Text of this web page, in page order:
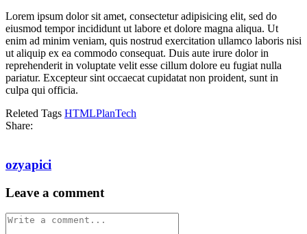
Lorem ipsum dolor sit amet, consectetur adipisicing elit, sed do
eiusmod tempor incididunt ut labore et dolore magna aliqua. Ut
enim ad minim veniam, quis nostrud exercitation ullamco laboris nisi
ut aliquip ex ea commodo consequat. Duis aute irure dolor in
reprehenderit in voluptate velit esse cillum dolore eu fugiat nulla
pariatur. Excepteur sint occaecat cupidatat non proident, sunt in
culpa qui officia.
Releted Tags HTMLPlanTech
Share:
ozyapici
Leave a comment